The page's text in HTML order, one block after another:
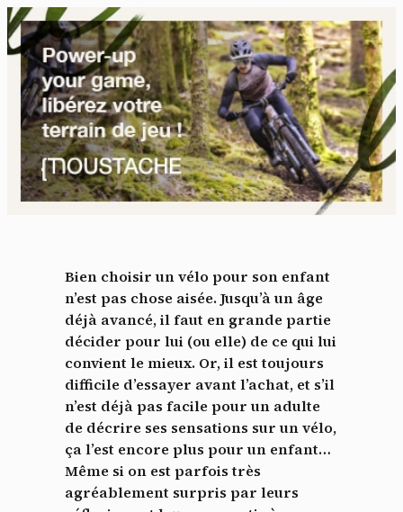
Bien choisir un vélo pour son enfant
n’est pas chose aisée. Jusqu’à un âge
déjà avancé, il faut en grande partie
décider pour lui (ou elle) de ce qui lui
convient le mieux. Or, il est toujours
difficile d’essayer avant l’achat, et s’il
n’est déjà pas facile pour un adulte
de décrire ses sensations sur un vélo,
ça l’est encore plus pour un enfant…
Même si on est parfois très
agréablement surpris par leurs